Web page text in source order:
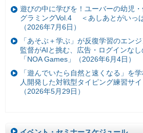
遊びの中に学びを！ユーバーの幼児
グラミングVol.4 ＜あしあとがいっ
（2026年7月6日）
「あそぶ＋学ぶ」が反復学習のエン
監督がAIと挑む、広告・ログインな
「NOA Games」（2026年6月4日）
「遊んでいたら自然と速くなる」を
人開発した対戦型タイピング練習サイ
（2026年5月29日）